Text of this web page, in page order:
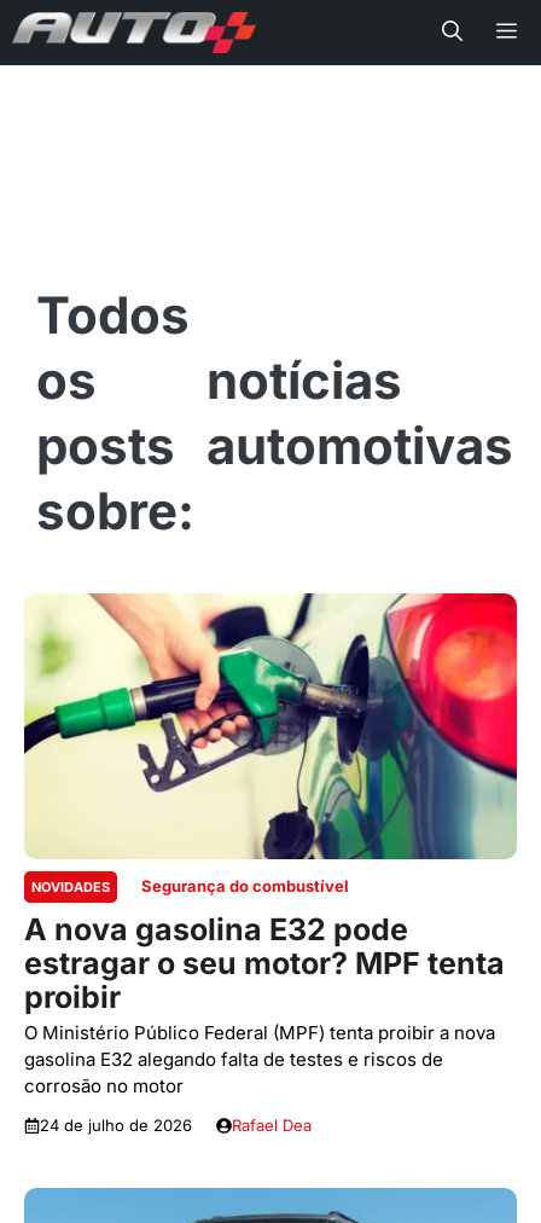
notícias
automotivas
NOVIDADES Segurança do combustível
A nova gasolina E32 pode
estragar o seu motor? MPF tenta
proibir
O Ministério Público Federal (MPF) tenta proibir a nova
gasolina E32 alegando falta de testes e riscos de
corrosão no motor
24 de julho de 2026 Rafael Dea